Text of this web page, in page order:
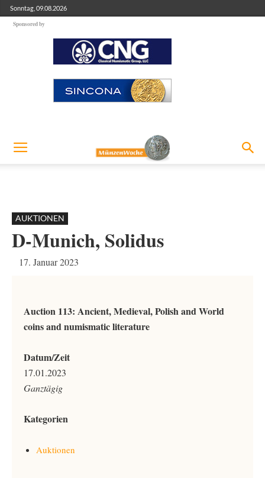
Sonntag, 09.08.2026
Sponsored by
AUKTIONEN
D-Munich, Solidus
17. Januar 2023
Auction 113: Ancient, Medieval, Polish and World
coins and numismatic literature
Datum/Zeit
17.01.2023
Ganztägig
Kategorien
Auktionen